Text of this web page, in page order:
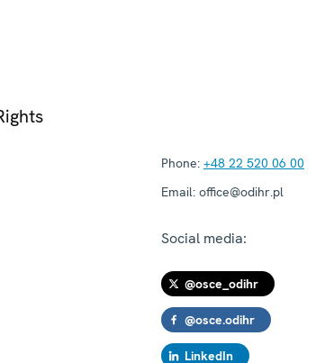
Phone: +48 22 520 06 00
Email: office@odihr.pl
Social media:
@osce_odihr
@osce.odihr
LinkedIn